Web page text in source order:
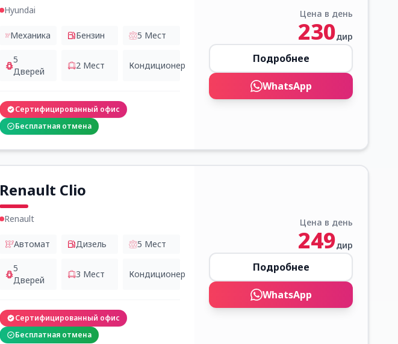
Hyundai
Механика Бензин 5 Мест
5
Дверей
2 Мест Кондиционер
Сертифицированный офис
Бесплатная отмена
Цена в день
230дир
Подробнее
WhatsApp
Renault Clio
Renault
Автомат Дизель 5 Мест
5
Дверей
3 Мест Кондиционер
Сертифицированный офис
Бесплатная отмена
Цена в день
249дир
Подробнее
WhatsApp